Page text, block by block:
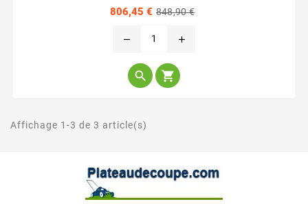
806,45 € 848,90 €
remove add
 
Affichage 1-3 de 3 article(s)